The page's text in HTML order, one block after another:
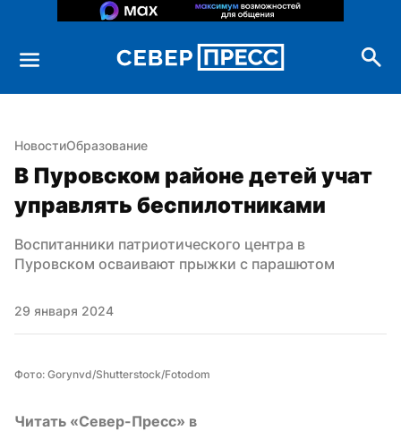
НовостиОбразование
В Пуровском районе детей учат
управлять беспилотниками
Воспитанники патриотического центра в
Пуровском осваивают прыжки с парашютом
29 января 2024
Фото: Gorynvd/Shutterstock/Fotodom
Читать «Север-Пресс» в